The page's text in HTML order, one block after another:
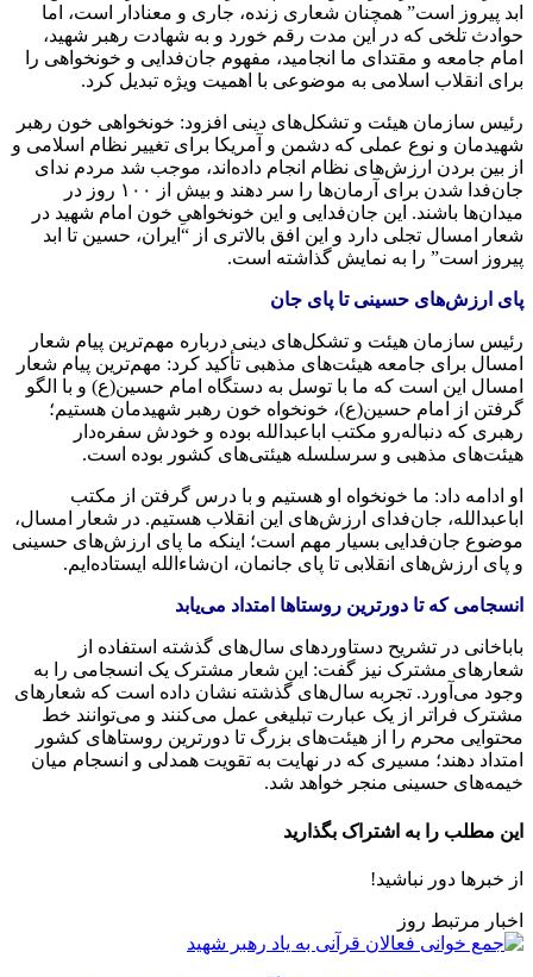
ابد پیروز است” همچنان شعاری زنده، جاری و معنادار است، اما
حوادث تلخی که در این مدت رقم خورد و به شهادت رهبر شهید،
امام جامعه و مقتدای ما انجامید، مفهوم جان‌فدایی و خونخواهی را
برای انقلاب اسلامی به موضوعی با اهمیت ویژه تبدیل کرد.
رئیس سازمان هیئت و تشکل‌های دینی افزود: خونخواهی خون رهبر
شهیدمان و نوع عملی که دشمن و آمریکا برای تغییر نظام اسلامی و
از بین بردن ارزش‌های نظام انجام داده‌اند، موجب شد مردم ندای
جان‌فدا شدن برای آرمان‌ها را سر دهند و بیش از ۱۰۰ روز در
میدان‌ها باشند. این جان‌فدایی و این خونخواهیِ خون امام شهید در
شعار امسال تجلی دارد و این افق بالاتری از “ایران، حسین تا ابد
پیروز است” را به نمایش گذاشته است.
پای ارزش‌های حسینی تا پای جان
رئیس سازمان هیئت و تشکل‌های دینی درباره مهم‌ترین پیام شعار
امسال برای جامعه هیئت‌های مذهبی تأکید کرد: مهم‌ترین پیام شعار
امسال این است که ما با توسل به دستگاه امام حسین(ع) و با الگو
گرفتن از امام حسین(ع)، خونخواه خون رهبر شهیدمان هستیم؛
رهبری که دنباله‌رو مکتب اباعبدالله بوده و خودش سفره‌دار
هیئت‌های مذهبی و سرسلسله هیئتی‌های کشور بوده است.
او ادامه داد: ما خونخواه او هستیم و با درس گرفتن از مکتب
اباعبدالله، جان‌فدای ارزش‌های این انقلاب هستیم. در شعار امسال،
موضوع جان‌فدایی بسیار مهم است؛ اینکه ما پای ارزش‌های حسینی
و پای ارزش‌های انقلابی تا پای جانمان، ان‌شاءالله ایستاده‌ایم.
انسجامی که تا دورترین روستاها امتداد می‌یابد
باباخانی در تشریح دستاوردهای سال‌های گذشته استفاده از
شعارهای مشترک نیز گفت: این شعار مشترک یک انسجامی را به
وجود می‌آورد. تجربه سال‌های گذشته نشان داده است که شعارهای
مشترک فراتر از یک عبارت تبلیغی عمل می‌کنند و می‌توانند خط
محتوایی محرم را از هیئت‌های بزرگ تا دورترین روستاهای کشور
امتداد دهند؛ مسیری که در نهایت به تقویت همدلی و انسجام میان
خیمه‌های حسینی منجر خواهد شد.
این مطلب را به اشتراک بگذارید
از خبرها دور نباشید!
اخبار مرتبط روز